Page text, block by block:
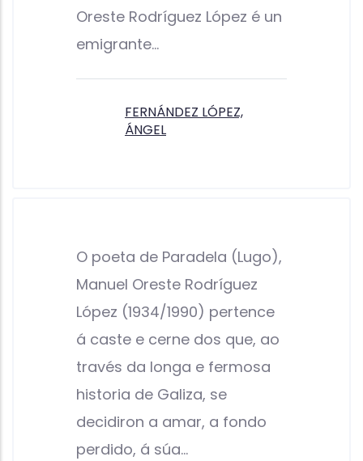
Oreste Rodríguez López é un
emigrante…
FERNÁNDEZ LÓPEZ,
ÁNGEL
O poeta de Paradela (Lugo),
Manuel Oreste Rodríguez
López (1934/1990) pertence
á caste e cerne dos que, ao
través da longa e fermosa
historia de Galiza, se
decidiron a amar, a fondo
perdido, á súa…